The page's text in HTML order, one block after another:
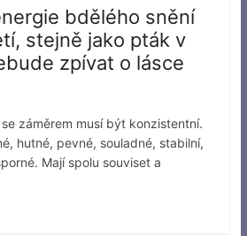
bdělého snění
stejně jako pták v
zpívat o lásce
záměrem musí být konzistentní.
hutné, pevné, souladné, stabilní,
Mají spolu souviset a